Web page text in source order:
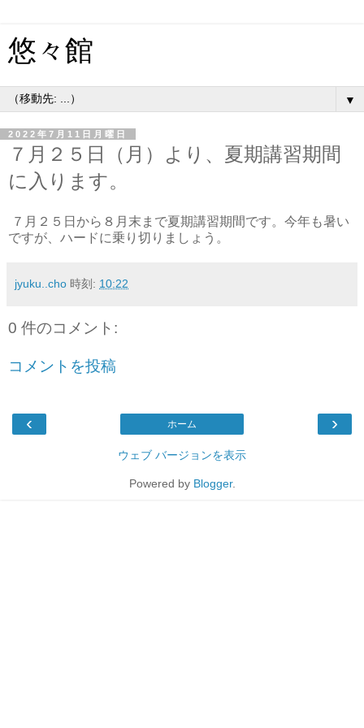
悠々館
▼
2022年7月11日月曜日
７月２５日（月）より、夏期講習期間
に入ります。
７月２５日から８月末まで夏期講習期間です。今年も暑い
ですが、ハードに乗り切りましょう。
jyuku..cho 時刻: 10:22
0 件のコメント:
コメントを投稿
‹ ›
ホーム
ウェブ バージョンを表示
Powered by Blogger.